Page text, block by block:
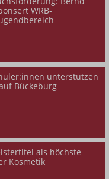
WRB-
unterstützen
Bückeburg
als höchste
Kosmetik